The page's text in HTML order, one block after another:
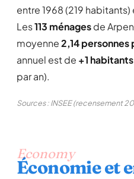
entre 1968 (219
Les113 ménagesde
moyenne2,14 personnes
annuel est de +1 habitants
par an).
Sources : INSEE (recensement
Economy
Économie et